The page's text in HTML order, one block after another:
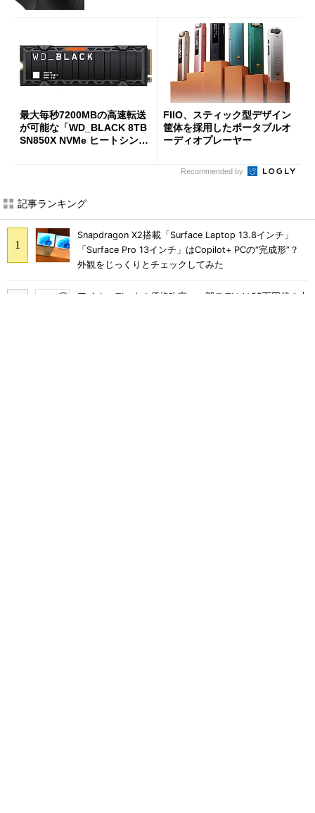
最大毎秒7200MBの高速転送
が可能な「WD_BLACK 8TB
SN850X NVMe ヒートシンク
FIIO、スティック型デザイン
筐体を採用したポータブルオ
ーディオプレーヤー
Recommended by
記事ランキング
Snapdragon X2搭載「Surface Laptop 13.8インチ」
「Surface Pro 13インチ」はCopilot+ PCの“完成形”？
外観をじっくりとチェックしてみた
アイオーデータの価格改定、一部モデルは25万円超の大